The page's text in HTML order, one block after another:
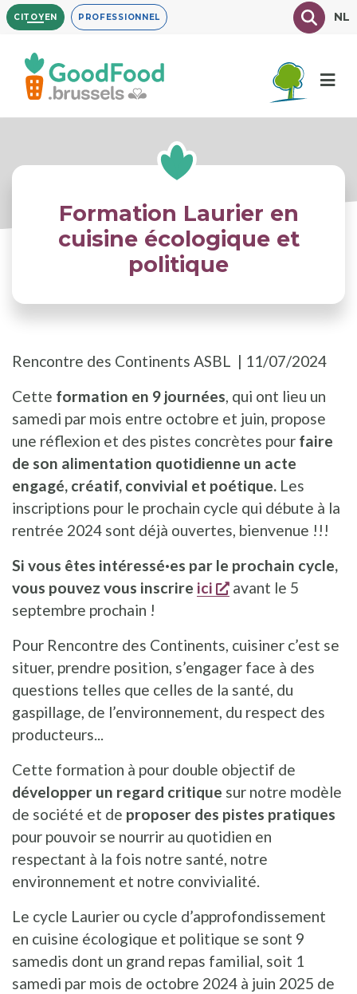
Aller
au
contenu
principal
CITOYEN PROFESSIONNEL TexteNL
Formation Laurier en
cuisine écologique et
politique
Rencontre des Continents ASBL
11/07/2024
Cette formation en 9 journées, qui ont lieu un
samedi par mois entre octobre et juin, propose
une réflexion et des pistes concrètes pour faire
de son alimentation quotidienne un acte
engagé, créatif, convivial et poétique. Les
inscriptions pour le prochain cycle qui débute à la
rentrée 2024 sont déjà ouvertes, bienvenue !!!
Si vous êtes intéressé·es par le prochain cycle,
vous pouvez vous inscrire ici s'ouvre dans une
avant le 5
septembre prochain !
Pour Rencontre des Continents, cuisiner c’est se
situer, prendre position, s’engager face à des
questions telles que celles de la santé, du
gaspillage, de l’environnement, du respect des
producteurs...
Cette formation à pour double objectif de
développer un regard critique sur notre modèle
de société et de proposer des pistes pratiques
pour pouvoir se nourrir au quotidien en
respectant à la fois notre santé, notre
environnement et notre convivialité.
Le cycle Laurier ou cycle d’approfondissement
en cuisine écologique et politique se sont 9
samedis dont un grand repas familial, soit 1
samedi par mois de octobre 2024 à juin 2025 de